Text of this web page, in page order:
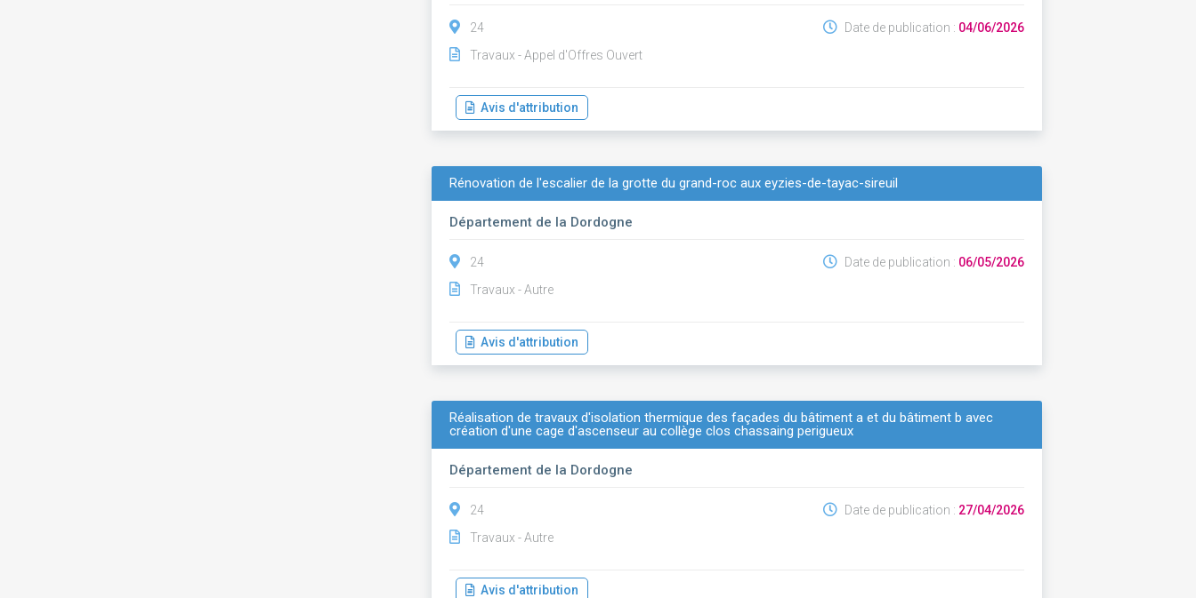
24
Travaux - Appel d'Offres Ouvert
Date de publication : 04/06/2026
Avis d'attribution
Rénovation de l'escalier de la grotte du grand-roc aux eyzies-de-tayac-sireuil
Département de la Dordogne
24
Travaux - Autre
Date de publication : 06/05/2026
Avis d'attribution
Réalisation de travaux d'isolation thermique des façades du bâtiment a et du bâtiment b avec
création d'une cage d'ascenseur au collège clos chassaing perigueux
Département de la Dordogne
24
Travaux - Autre
Date de publication : 27/04/2026
Avis d'attribution